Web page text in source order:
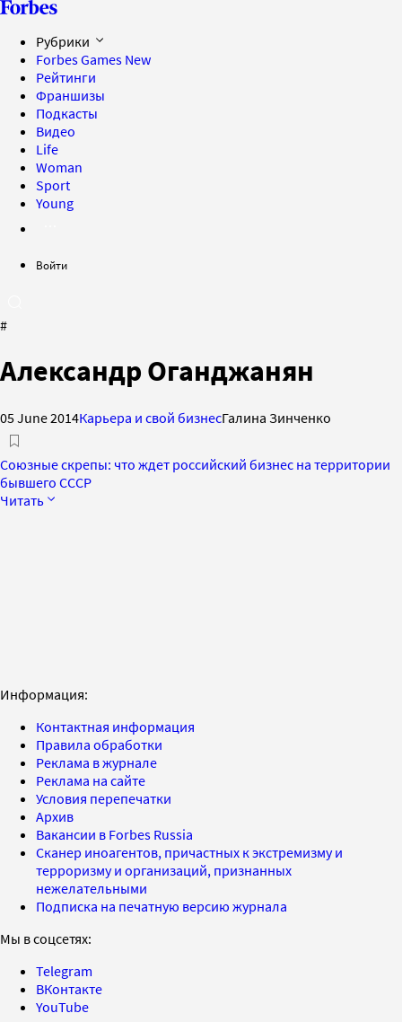
Рубрики
Forbes Games New
Рейтинги
Франшизы
Подкасты
Видео
Life
Woman
Sport
Young
Войти
#
Александр Оганджанян
05 June 2014Карьера и свой бизнесГалина Зинченко
Союзные скрепы: что ждет российский бизнес на территории
бывшего СССР
Читать
Информация:
Контактная информация
Правила обработки
Реклама в журнале
Реклама на сайте
Условия перепечатки
Архив
Вакансии в Forbes Russia
Сканер иноагентов, причастных к экстремизму и
терроризму и организаций, признанных
нежелательными
Подписка на печатную версию журнала
Мы в соцсетях:
Telegram
ВКонтакте
YouTube